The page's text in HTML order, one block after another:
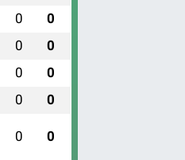
0 0
0 0
0 0
0 0
0 0